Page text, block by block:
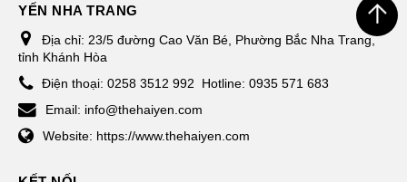
YẾN NHA TRANG
Địa chỉ: 23/5 đường Cao Văn Bé, Phường Bắc Nha Trang,
tỉnh Khánh Hòa
Điện thoại: 0258 3512 992
Hotline: 0935 571 683
Email: info@thehaiyen.com
Website: https://www.thehaiyen.com